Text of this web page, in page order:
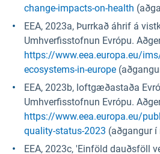
change-impacts-on-health
EEA, 2023a, Þurrkað áhrif á
Umhverfisstofnun Evrópu.
https://www.eea.europa.eu/
ecosystems-in-europe
EEA, 2023b, loftgæðastaða
Umhverfisstofnun Evrópu.
https://www.eea.europa.eu/
quality-status-2023 (aðgangur í
EEA, 2023c, 'Einföld dauðsföll